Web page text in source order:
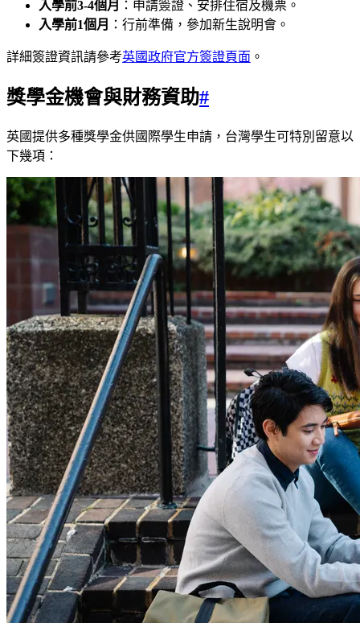
入學前3-4個月 ：申請簽證、安排住宿及機票。
入學前1個月 ：行前準備，參加新生說明會。
詳細簽證資訊請參考英國政府官方簽證頁面 。
獎學金機會與財務資助#
英國提供多種獎學金供國際學生申請，台灣學生可特別留意以
下幾項：